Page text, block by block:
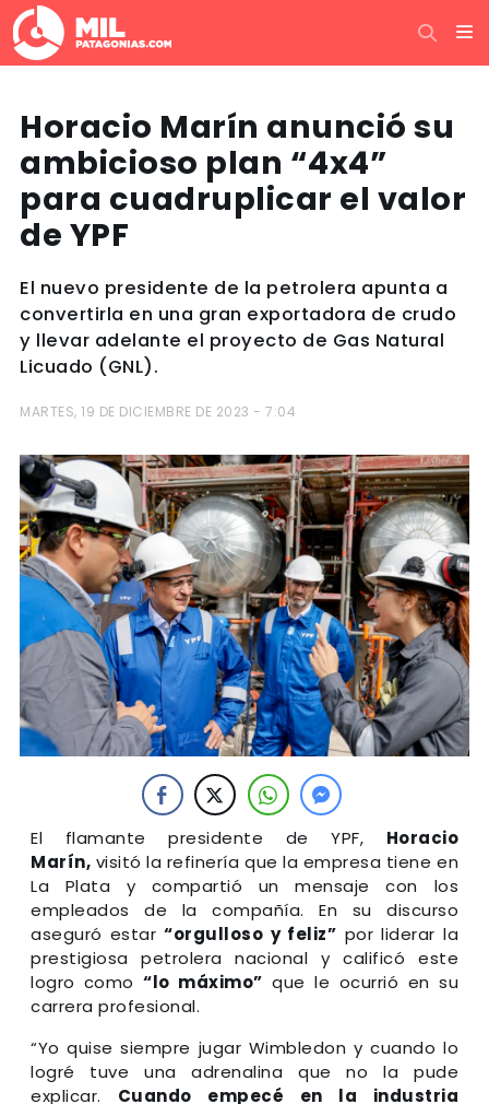
Horacio Marín anunció su
ambicioso plan “4x4”
para cuadruplicar el valor
de YPF
El nuevo presidente de la petrolera apunta a
convertirla en una gran exportadora de crudo
y llevar adelante el proyecto de Gas Natural
Licuado (GNL).
MARTES, 19 DE DICIEMBRE DE 2023 - 7:04
El flamante presidente de YPF, Horacio
Marín, visitó la refinería que la empresa tiene en
La Plata y compartió un mensaje con los
empleados de la compañía. En su discurso
aseguró estar“orgulloso y feliz” por liderar la
prestigiosa petrolera nacional y calificó este
logro como“lo máximo” que le ocurrió en su
carrera profesional.
“Yo quise siempre jugar Wimbledon y cuando lo
logré tuve una adrenalina que no la pude
explicar. Cuando empecé en la industria